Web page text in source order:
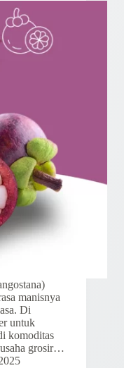
manisnya
Di
untuk
komoditas
grosir…